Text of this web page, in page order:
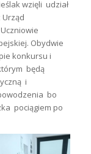
wzięli udział
Obydwie
konkursu i
będą
i
bo
pociągiem po